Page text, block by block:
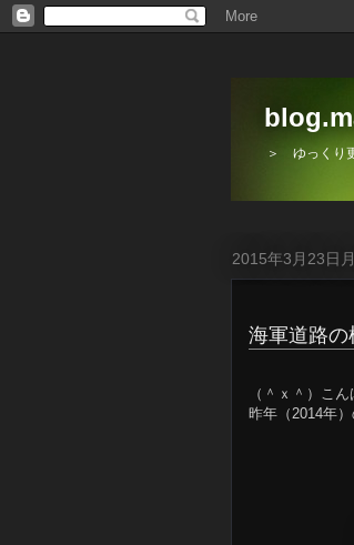
＞ ゆっくり
2015年3月23日
海軍道路の
（＾ｘ＾）こ
昨年（2014年